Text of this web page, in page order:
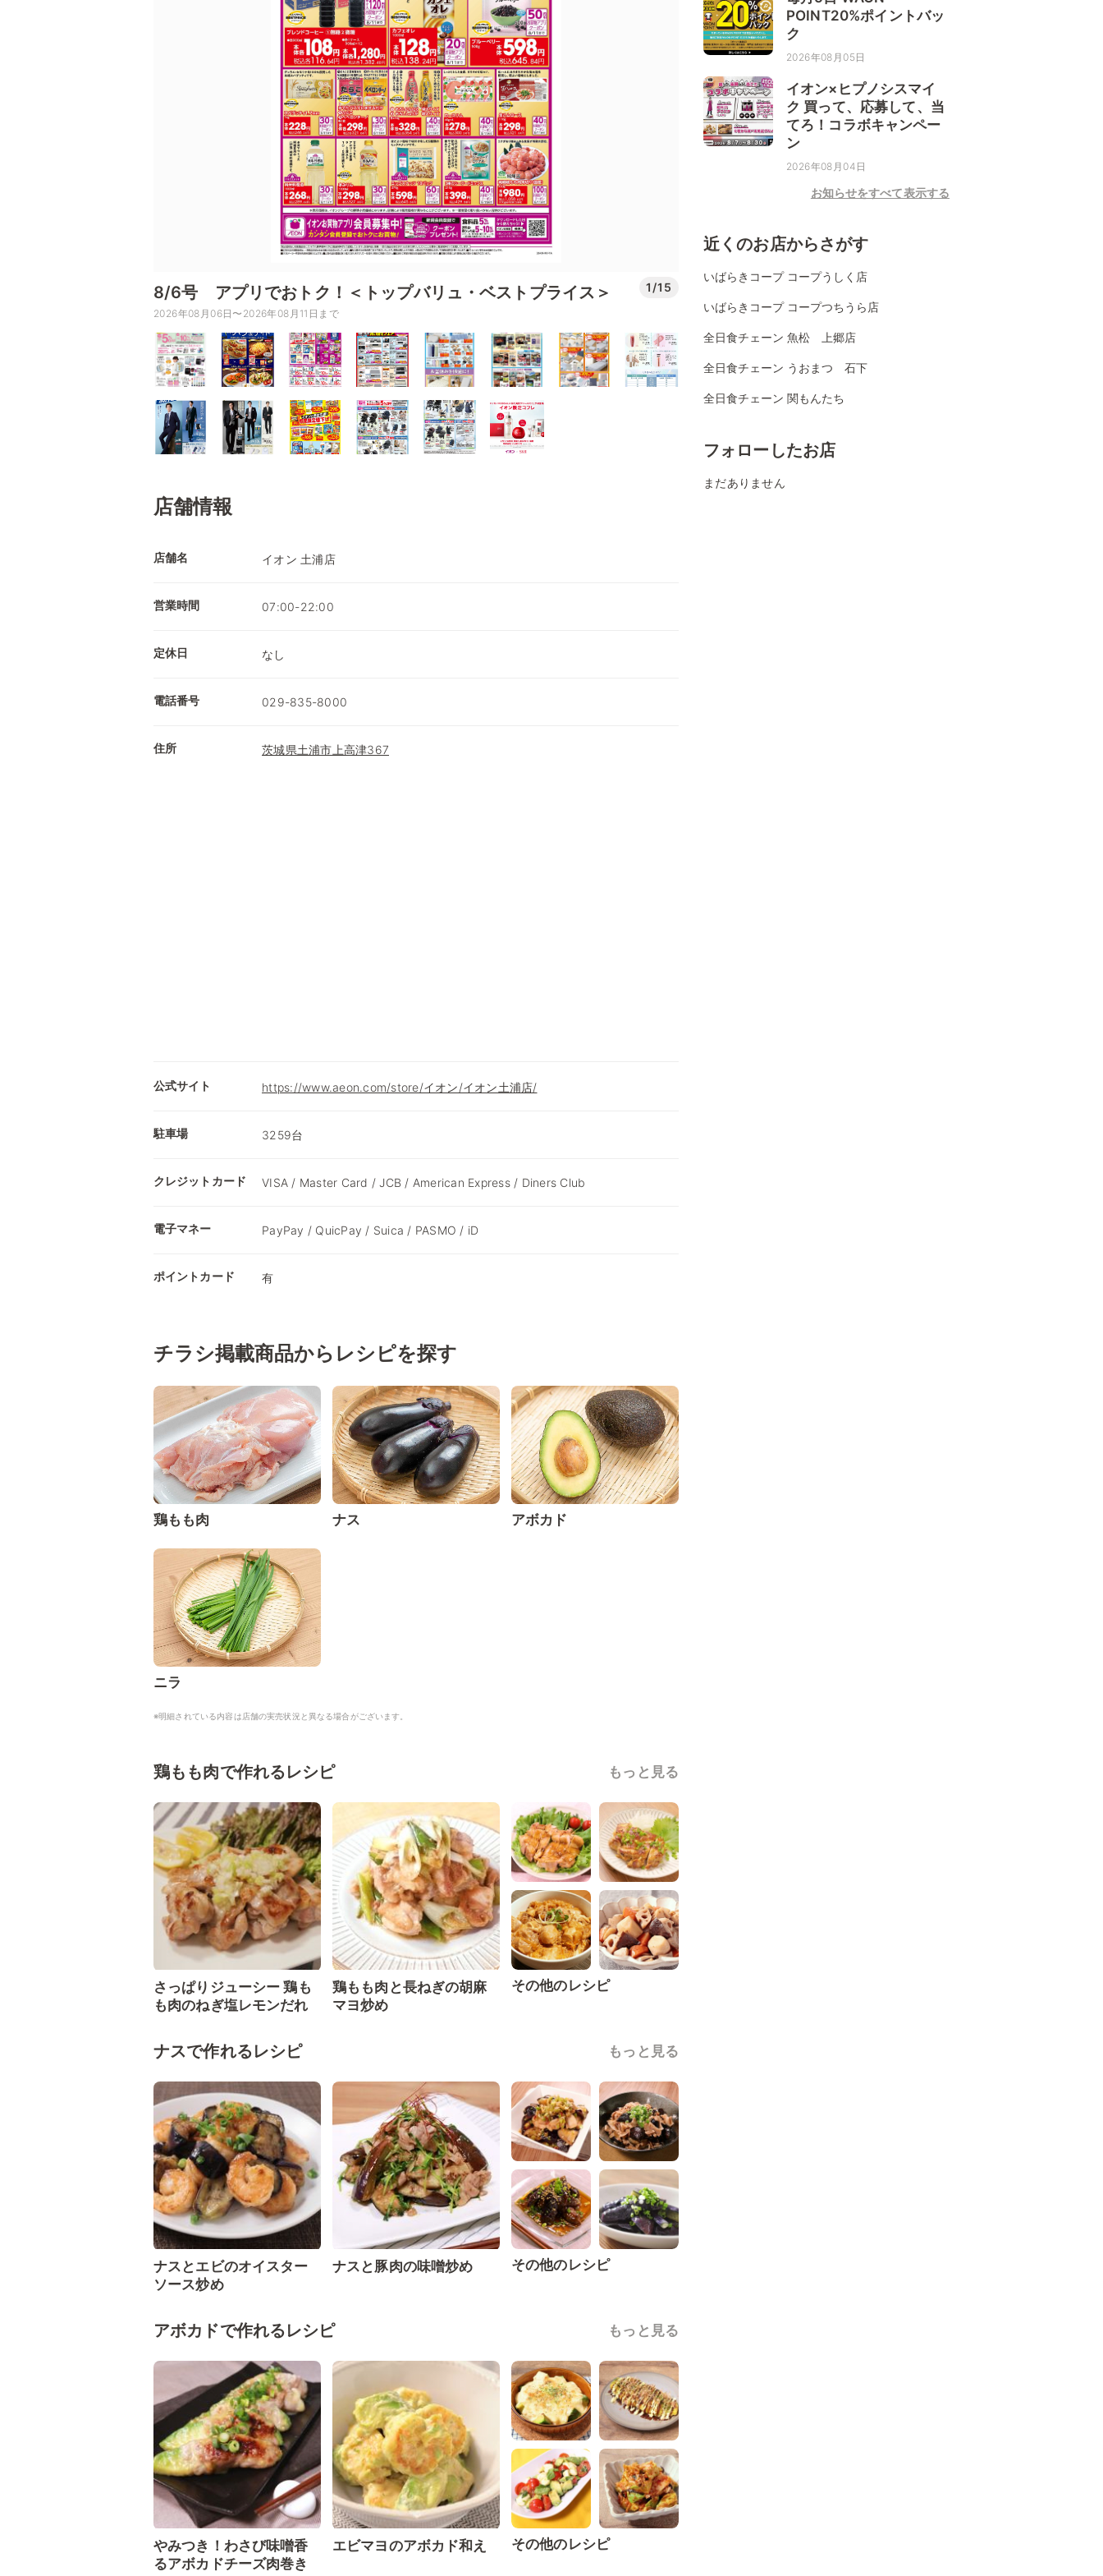
8/6号 アプリでおトク！＜トップバリュ・ベストプライス＞ 1/15
2026年08月06日〜2026年08月11日まで
店舗情報
店舗名 イオン 土浦店
営業時間 07:00-22:00
定休日 なし
電話番号 029-835-8000
住所 茨城県土浦市上高津367
公式サイト https://www.aeon.com/store/イオン/イオン土浦店/
駐車場 3259台
クレジットカード VISA / Master Card / JCB / American Express / Diners Club
電子マネー PayPay / QuicPay / Suica / PASMO / iD
ポイントカード 有
チラシ掲載商品からレシピを探す
鶏もも肉 ナス アボカド
ニラ
※明細されている内容は店舗の実売状況と異なる場合がございます。
鶏もも肉で作れるレシピ もっと見る
さっぱりジューシー 鶏も
も肉のねぎ塩レモンだれ
鶏もも肉と長ねぎの胡麻
マヨ炒め
その他のレシピ
ナスで作れるレシピ もっと見る
ナスとエビのオイスター
ソース炒め
ナスと豚肉の味噌炒め その他のレシピ
アボカドで作れるレシピ もっと見る
やみつき！わさび味噌香
るアボカドチーズ肉巻き
エビマヨのアボカド和え その他のレシピ
POINT20%ポイントバッ
ク
2026年08月05日
イオン×ヒプノシスマイ
ク 買って、応募して、当
てろ！コラボキャンペー
ン
2026年08月04日
お知らせをすべて表示する
近くのお店からさがす
いばらきコープ コープうしく店
いばらきコープ コープつちうら店
全日食チェーン 魚松 上郷店
全日食チェーン うおまつ 石下
全日食チェーン 関もんたち
フォローしたお店
まだありません